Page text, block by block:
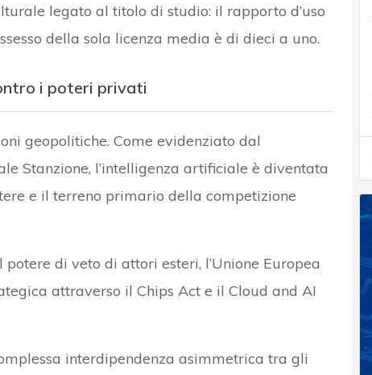
legato al titolo di studio: il rapporto d’uso
della sola licenza media è di dieci a uno.
i poteri privati
geopolitiche. Come evidenziato dal
Stanzione, l’intelligenza artificiale è diventata
e il terreno primario della competizione
di veto di attori esteri, l’Unione Europea
attraverso il Chips Act e il Cloud and AI
interdipendenza asimmetrica tra gli